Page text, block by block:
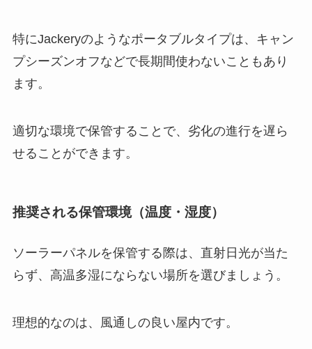
特にJackeryのようなポータブルタイプは、キャン
プシーズンオフなどで長期間使わないこともあり
ます。
適切な環境で保管することで、劣化の進行を遅ら
せることができます。
推奨される保管環境（温度・湿度）
ソーラーパネルを保管する際は、直射日光が当た
らず、高温多湿にならない場所を選びましょう。
理想的なのは、風通しの良い屋内です。